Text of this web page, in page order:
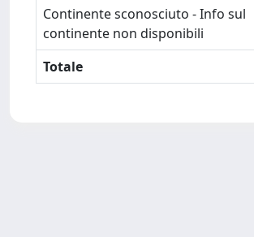
Continente sconosciuto - Info sul
continente non disponibili
Totale